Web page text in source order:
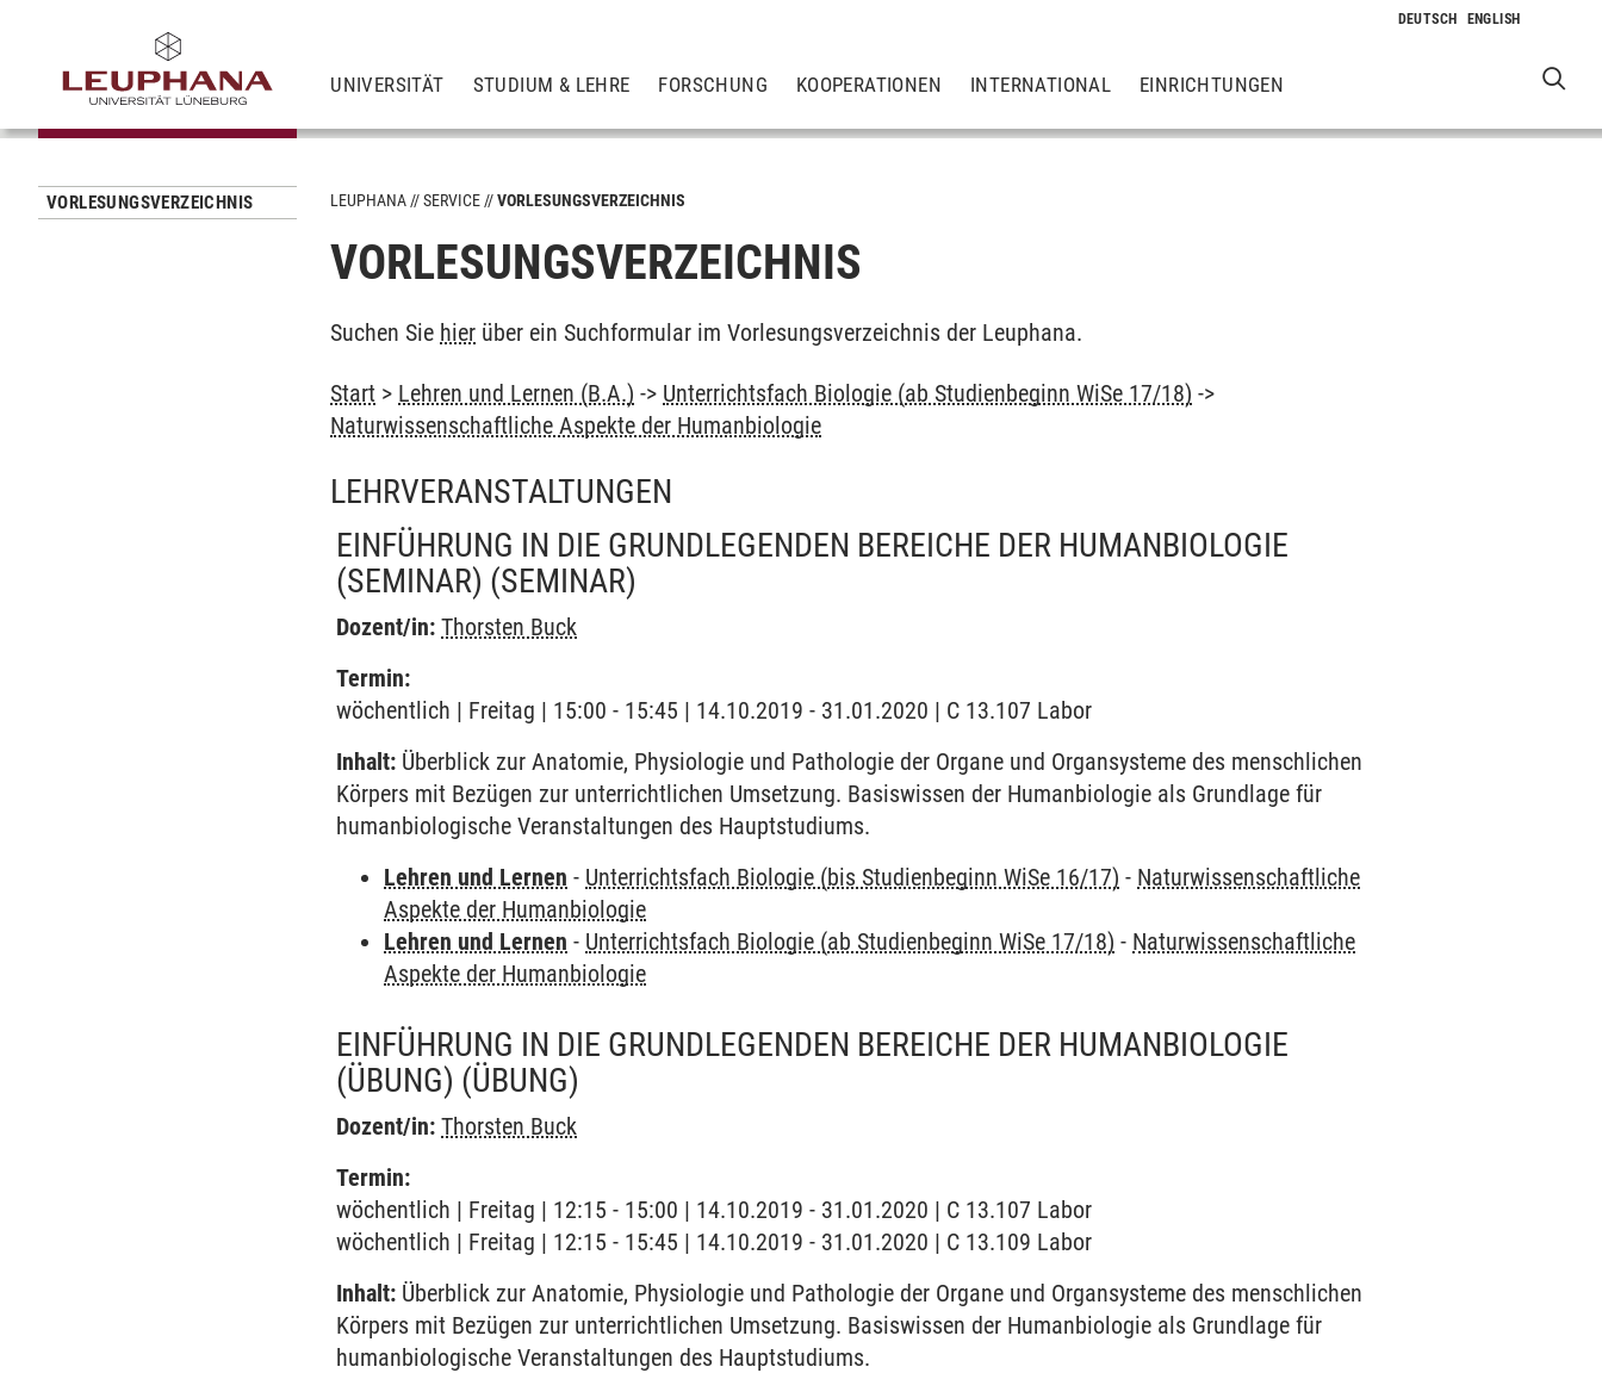
UNIVERSITÄT STUDIUM & LEHRE FORSCHUNG KOOPERATIONEN INTERNATIONAL EINRICHTUNGEN
VORLESUNGSVERZEICHNIS LEUPHANA SERVICE VORLESUNGSVERZEICHNIS
VORLESUNGSVERZEICHNIS
Suchen Sie hier über ein Suchformular im Vorlesungsverzeichnis der Leuphana.
Start > Lehren und Lernen (B.A.) -> Unterrichtsfach Biologie (ab Studienbeginn WiSe 17/18) ->
Naturwissenschaftliche Aspekte der Humanbiologie
LEHRVERANSTALTUNGEN
EINFÜHRUNG IN DIE GRUNDLEGENDEN BEREICHE DER HUMANBIOLOGIE
(SEMINAR) (SEMINAR)
Dozent/in: Thorsten Buck
Termin:
wöchentlich | Freitag | 15:00 - 15:45 | 14.10.2019 - 31.01.2020 | C 13.107 Labor
Inhalt: Überblick zur Anatomie, Physiologie und Pathologie der Organe und Organsysteme des menschlichen
Körpers mit Bezügen zur unterrichtlichen Umsetzung. Basiswissen der Humanbiologie als Grundlage für
humanbiologische Veranstaltungen des Hauptstudiums.
Lehren und Lernen - Unterrichtsfach Biologie (bis Studienbeginn WiSe 16/17) - Naturwissenschaftliche
Aspekte der Humanbiologie
Lehren und Lernen - Unterrichtsfach Biologie (ab Studienbeginn WiSe 17/18) - Naturwissenschaftliche
Aspekte der Humanbiologie
EINFÜHRUNG IN DIE GRUNDLEGENDEN BEREICHE DER HUMANBIOLOGIE
(ÜBUNG) (ÜBUNG)
Dozent/in: Thorsten Buck
Termin:
wöchentlich | Freitag | 12:15 - 15:00 | 14.10.2019 - 31.01.2020 | C 13.107 Labor
wöchentlich | Freitag | 12:15 - 15:45 | 14.10.2019 - 31.01.2020 | C 13.109 Labor
Inhalt: Überblick zur Anatomie, Physiologie und Pathologie der Organe und Organsysteme des menschlichen
Körpers mit Bezügen zur unterrichtlichen Umsetzung. Basiswissen der Humanbiologie als Grundlage für
humanbiologische Veranstaltungen des Hauptstudiums.